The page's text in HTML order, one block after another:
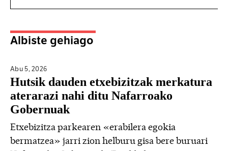
Albiste gehiago
Abu 5,2026
Hutsik dauden etxebizitzak merkatura
aterarazi nahi ditu Nafarroako
Gobernuak
Etxebizitza parkearen «erabilera egokia
bermatzea» jarri zion helburu gisa bere buruari